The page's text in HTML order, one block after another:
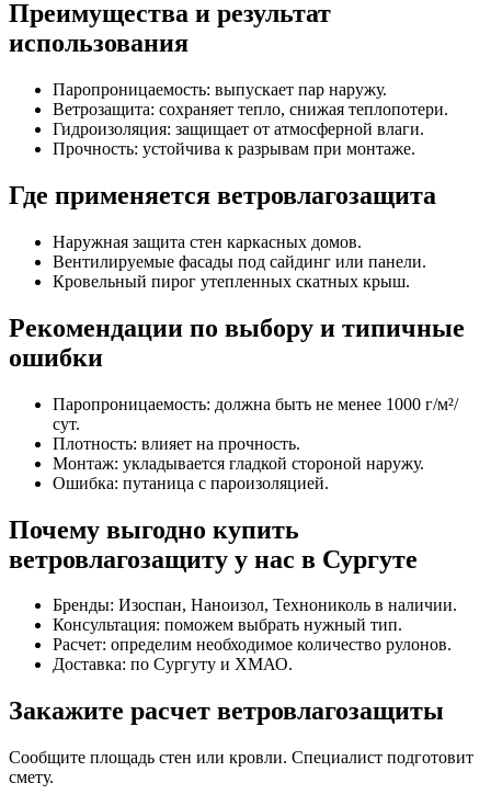
Преимущества и результат
использования
Паропроницаемость: выпускает пар наружу.
Ветрозащита: сохраняет тепло, снижая теплопотери.
Гидроизоляция: защищает от атмосферной влаги.
Прочность: устойчива к разрывам при монтаже.
Где применяется ветровлагозащита
Наружная защита стен каркасных домов.
Вентилируемые фасады под сайдинг или панели.
Кровельный пирог утепленных скатных крыш.
Рекомендации по выбору и типичные
ошибки
Паропроницаемость: должна быть не менее 1000 г/м²/
сут.
Плотность: влияет на прочность.
Монтаж: укладывается гладкой стороной наружу.
Ошибка: путаница с пароизоляцией.
Почему выгодно купить
ветровлагозащиту у нас в Сургуте
Бренды: Изоспан, Наноизол, Технониколь в наличии.
Консультация: поможем выбрать нужный тип.
Расчет: определим необходимое количество рулонов.
Доставка: по Сургуту и ХМАО.
Закажите расчет ветровлагозащиты
Сообщите площадь стен или кровли. Специалист подготовит
смету.